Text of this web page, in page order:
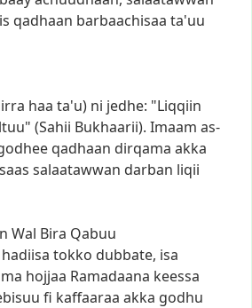
qadhaan barbaachisaa ta'uu
irra haa ta'u) ni jedhe: "Liqqiin
(Sahii Bukhaarii). Imaam as-
qadhaan dirqama akka
salaatawwan darban liqii
Wal Bira Qabuu
hadiisa tokko dubbate, isa
hojjaa Ramadaana keessa
fi kaffaaraa akka godhu